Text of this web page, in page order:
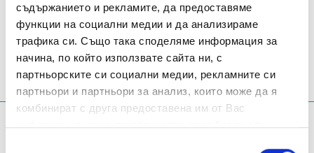
съдържанието и рекламите, да предоставяме
функции на социални медии и да анализираме
трафика си. Също така споделяме информация за
начина, по който използвате сайта ни, с
партньорските си социални медии, рекламните си
партньори и партньори за анализ, които може да я
комбинират с друга предоставена им от Вас
информация или с такава, която са събрали от
Prague - Чехия
Каква информация търсиш?